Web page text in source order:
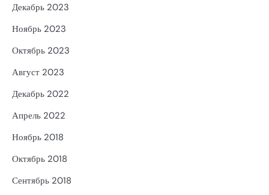
Декабрь 2023
Ноябрь 2023
Октябрь 2023
Август 2023
Декабрь 2022
Апрель 2022
Ноябрь 2018
Октябрь 2018
Сентябрь 2018